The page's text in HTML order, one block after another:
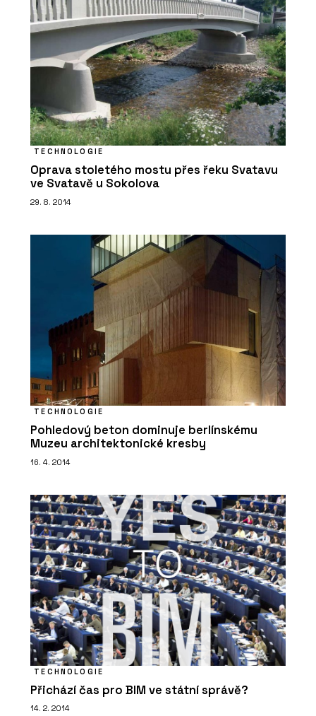
TECHNOLOGIE
Oprava stoletého mostu přes řeku Svatavu
ve Svatavě u Sokolova
29. 8. 2014
TECHNOLOGIE
Pohledový beton dominuje berlínskému
Muzeu architektonické kresby
16. 4. 2014
TECHNOLOGIE
Přichází čas pro BIM ve státní správě?
14. 2. 2014